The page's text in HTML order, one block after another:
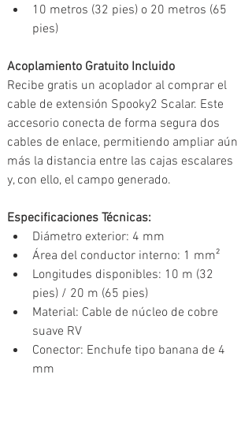
10 metros (32 pies) o 20 metros (65
pies)
Acoplamiento Gratuito Incluido
Recibe gratis un acoplador al comprar el
cable de extensión Spooky2 Scalar. Este
accesorio conecta de forma segura dos
cables de enlace, permitiendo ampliar aún
más la distancia entre las cajas escalares
y, con ello, el campo generado.
Especificaciones Técnicas:
Diámetro exterior: 4 mm
Área del conductor interno: 1 mm²
Longitudes disponibles: 10 m (32
pies) / 20 m (65 pies)
Material: Cable de núcleo de cobre
suave RV
Conector: Enchufe tipo banana de 4
mm